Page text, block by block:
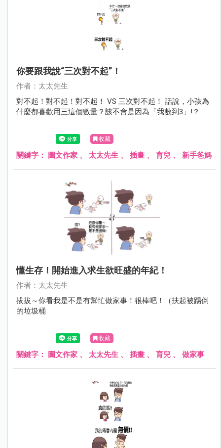
你要跟我說“三次對不起”！
作者：太太先生
對不起！對不起！對不起！ VS 三次對不起！ 話說，小孩為
什麼都喜歡用三這個數量？該不會是因為「我數到3」!？
收藏
關鍵字： 圖文作家 、 太太先生 、 插畫 、 育兒 、 新手爸媽
懂生存！開始進入求生欲旺盛的年紀！
作者：太太先生
拔拔～你看我是不是有幫忙做家事！很棒吧！（扶起被踢倒
的垃圾桶
收藏
關鍵字： 圖文作家 、 太太先生 、 插畫 、 育兒 、 做家事